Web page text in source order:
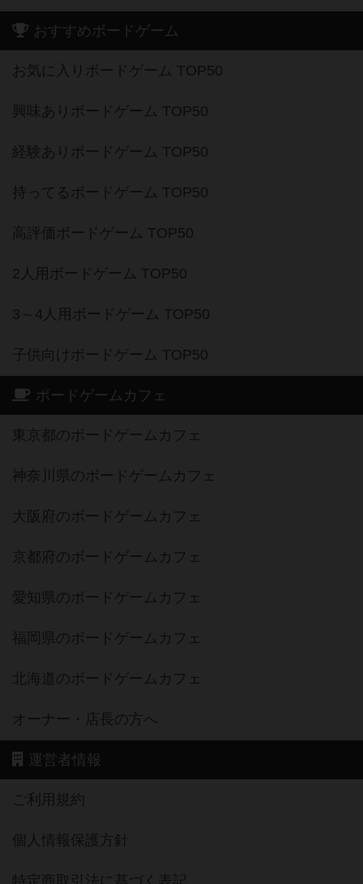
おすすめボードゲーム
お気に入りボードゲーム TOP50
興味ありボードゲーム TOP50
経験ありボードゲーム TOP50
持ってるボードゲーム TOP50
高評価ボードゲーム TOP50
2人用ボードゲーム TOP50
3～4人用ボードゲーム TOP50
子供向けボードゲーム TOP50
ボードゲームカフェ
東京都のボードゲームカフェ
神奈川県のボードゲームカフェ
大阪府のボードゲームカフェ
京都府のボードゲームカフェ
愛知県のボードゲームカフェ
福岡県のボードゲームカフェ
北海道のボードゲームカフェ
オーナー・店長の方へ
運営者情報
ご利用規約
個人情報保護方針